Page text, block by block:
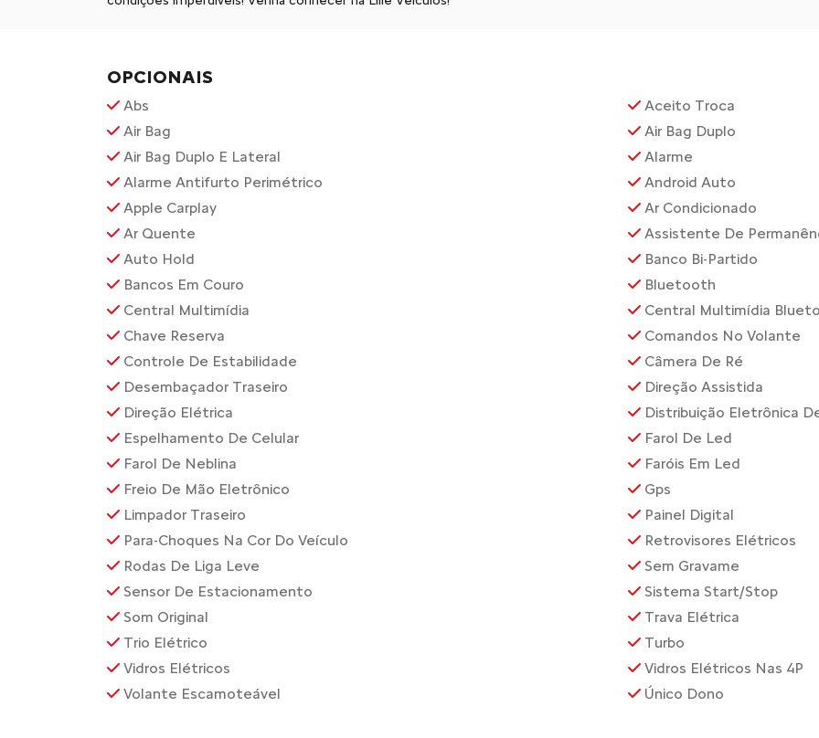
OPCIONAIS
Abs
Aceito Troca
Air Bag
Air Bag Duplo
Air Bag Duplo E Lateral
Alarme
Alarme Antifurto Perimétrico
Android Auto
Apple Carplay
Ar Condicionado
Ar Quente
Assistente De
Auto Hold
Banco Bi-Partido
Bancos Em Couro
Bluetooth
Central Multimídia
Central Multimídia
Chave Reserva
Comandos No Volante
Controle De Estabilidade
Câmera De Ré
Desembaçador Traseiro
Direção Assistida
Direção Elétrica
Distribuição Eletrônica
Espelhamento De Celular
Farol De Led
Farol De Neblina
Faróis Em Led
Freio De Mão Eletrônico
Gps
Limpador Traseiro
Painel Digital
Para-Choques Na Cor Do Veículo
Retrovisores Elétricos
Rodas De Liga Leve
Sem Gravame
Sensor De Estacionamento
Sistema Start/Stop
Som Original
Trava Elétrica
Trio Elétrico
Turbo
Vidros Elétricos
Vidros Elétricos Nas 4P
Volante Escamoteável
Único Dono